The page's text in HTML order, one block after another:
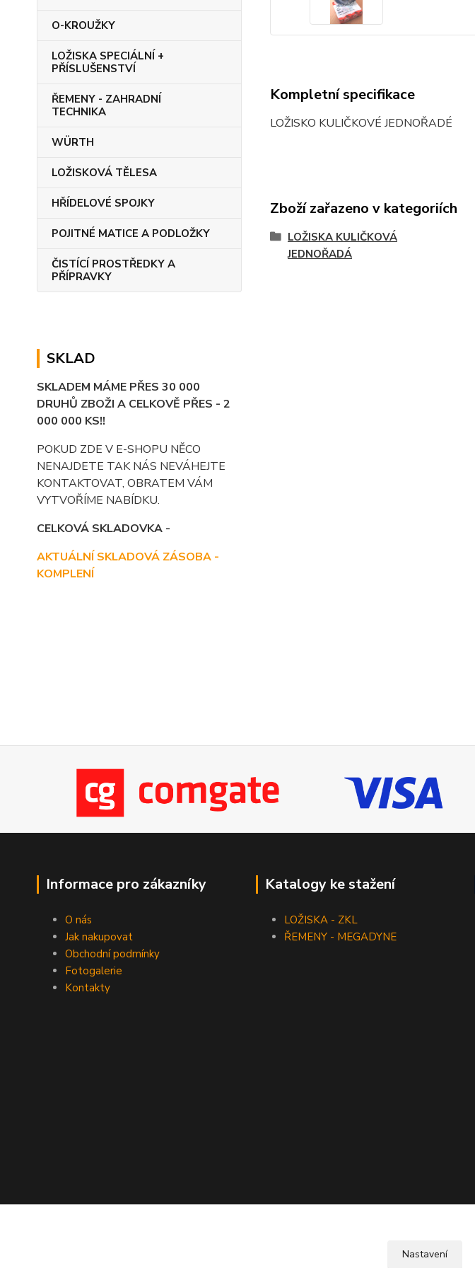
O-KROUŽKY
LOŽISKA SPECIÁLNÍ +
PŘÍSLUŠENSTVÍ
ŘEMENY - ZAHRADNÍ
TECHNIKA
WÜRTH
LOŽISKOVÁ TĚLESA
HŘÍDELOVÉ SPOJKY
POJITNÉ MATICE A PODLOŽKY
ČISTÍCÍ PROSTŘEDKY A
PŘÍPRAVKY
SKLAD
SKLADEM MÁME PŘES 30 000
DRUHŮ ZBOŽI A CELKOVĚ PŘES - 2
000 000 KS!!
POKUD ZDE V E-SHOPU NĚCO
NENAJDETE TAK NÁS NEVÁHEJTE
KONTAKTOVAT, OBRATEM VÁM
VYTVOŘÍME NABÍDKU.
CELKOVÁ SKLADOVKA -
AKTUÁLNÍ SKLADOVÁ ZÁSOBA -
KOMPLENÍ
Kompletní specifikace
LOŽISKO KULIČKOVÉ JEDNOŘADÉ
Zboží zařazeno v kategoriích
LOŽISKA KULIČKOVÁ
JEDNOŘADÁ
Informace pro zákazníky
O nás
Jak nakupovat
Obchodní podmínky
Fotogalerie
Kontakty
Katalogy ke stažení
LOŽISKA - ZKL
ŘEMENY - MEGADYNE
Nastavení